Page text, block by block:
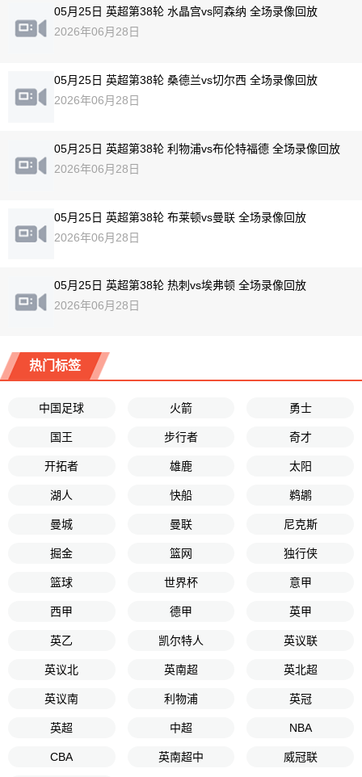
05月25日 英超第38轮 水晶宫vs阿森纳 全场录像回放
2026年06月28日
05月25日 英超第38轮 桑德兰vs切尔西 全场录像回放
2026年06月28日
05月25日 英超第38轮 利物浦vs布伦特福德 全场录像回放
2026年06月28日
05月25日 英超第38轮 布莱顿vs曼联 全场录像回放
2026年06月28日
05月25日 英超第38轮 热刺vs埃弗顿 全场录像回放
2026年06月28日
热门标签
中国足球 火箭 勇士
国王 步行者 奇才
开拓者 雄鹿 太阳
湖人 快船 鹈鹕
曼城 曼联 尼克斯
掘金 篮网 独行侠
篮球 世界杯 意甲
西甲 德甲 英甲
英乙 凯尔特人 英议联
英议北 英南超 英北超
英议南 利物浦 英冠
英超 中超 NBA
CBA 英南超中 威冠联